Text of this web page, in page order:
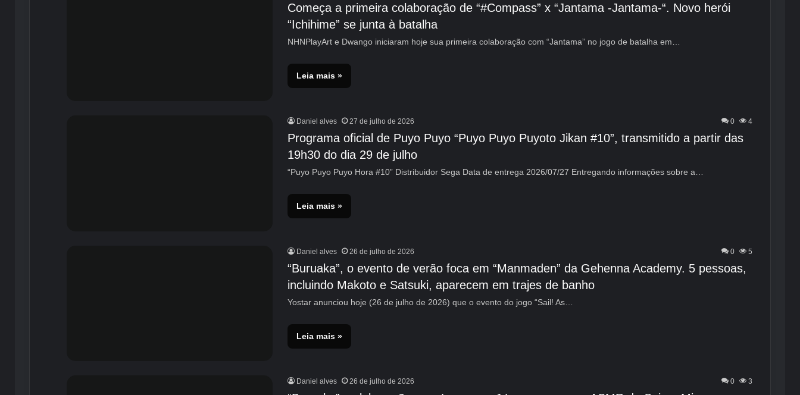
Começa a primeira colaboração de “#Compass” x “Jantama -Jantama-“. Novo herói
“Ichihime” se junta à batalha
NHNPlayArt e Dwango iniciaram hoje sua primeira colaboração com “Jantama” no jogo de batalha em…
Leia mais »
Daniel alves 27 de julho de 2026 0 4
Programa oficial de Puyo Puyo “Puyo Puyo Puyoto Jikan #10”, transmitido a partir das
19h30 do dia 29 de julho
“Puyo Puyo Puyo Hora #10” Distribuidor Sega Data de entrega 2026/07/27 Entregando informações sobre a…
Leia mais »
Daniel alves 26 de julho de 2026 0 5
“Buruaka”, o evento de verão foca em “Manmaden” da Gehenna Academy. 5 pessoas,
incluindo Makoto e Satsuki, aparecem em trajes de banho
Yostar anunciou hoje (26 de julho de 2026) que o evento do jogo “Sail! As…
Leia mais »
Daniel alves 26 de julho de 2026 0 3